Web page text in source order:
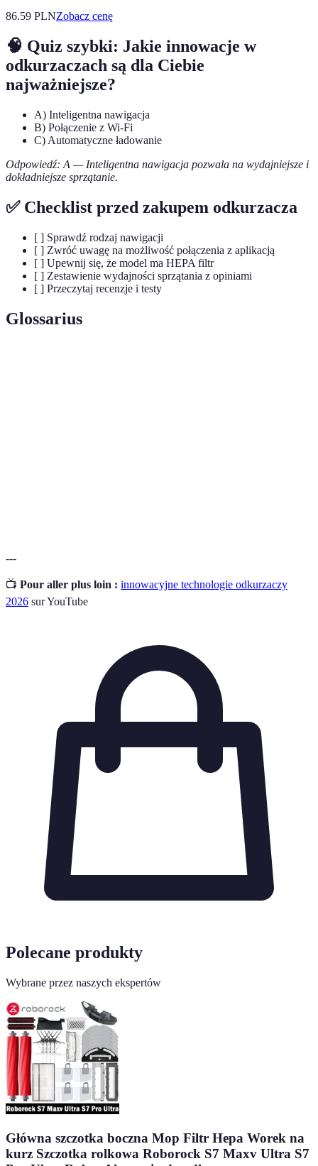
86.59 PLNZobacz cenę
🧠 Quiz szybki: Jakie innowacje w
odkurzaczach są dla Ciebie
najważniejsze?
A) Inteligentna nawigacja
B) Połączenie z Wi-Fi
C) Automatyczne ładowanie
Odpowiedź: A — Inteligentna nawigacja pozwala na wydajniejsze i
dokładniejsze sprzątanie.
✅ Checklist przed zakupem odkurzacza
[ ] Sprawdź rodzaj nawigacji
[ ] Zwróć uwagę na możliwość połączenia z aplikacją
[ ] Upewnij się, że model ma HEPA filtr
[ ] Zestawienie wydajności sprzątania z opiniami
[ ] Przeczytaj recenzje i testy
Glossarius
---
📺 Pour aller plus loin : innowacyjne technologie odkurzaczy
2026 sur YouTube
Polecane produkty
Wybrane przez naszych ekspertów
Główna szczotka boczna Mop Filtr Hepa Worek na
kurz Szczotka rolkowa Roborock S7 Maxv Ultra S7